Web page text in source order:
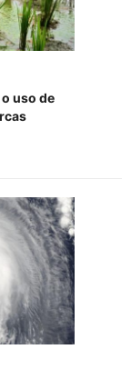
uso de